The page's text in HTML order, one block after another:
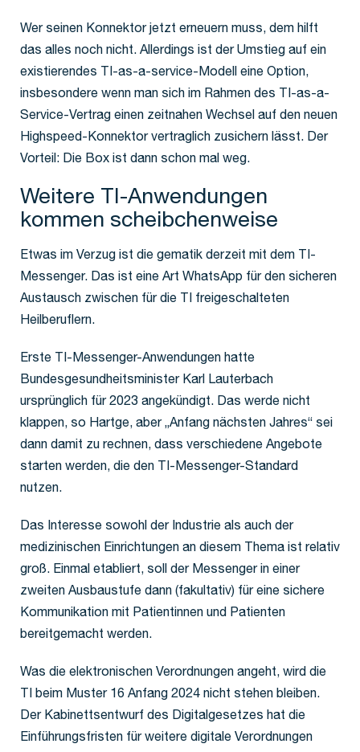
Wer seinen Konnektor jetzt erneuern muss, dem hilft
das alles noch nicht. Allerdings ist der Umstieg auf ein
existierendes TI-as-a-service-Modell eine Option,
insbesondere wenn man sich im Rahmen des TI-as-a-
Service-Vertrag einen zeitnahen Wechsel auf den neuen
Highspeed-Konnektor vertraglich zusichern lässt. Der
Vorteil: Die Box ist dann schon mal weg.
Weitere TI-Anwendungen
kommen scheibchenweise
Etwas im Verzug ist die gematik derzeit mit dem TI-
Messenger. Das ist eine Art WhatsApp für den sicheren
Austausch zwischen für die TI freigeschalteten
Heilberuflern.
Erste TI-Messenger-Anwendungen hatte
Bundesgesundheitsminister Karl Lauterbach
ursprünglich für 2023 angekündigt. Das werde nicht
klappen, so Hartge, aber „Anfang nächsten Jahres“ sei
dann damit zu rechnen, dass verschiedene Angebote
starten werden, die den TI-Messenger-Standard
nutzen.
Das Interesse sowohl der Industrie als auch der
medizinischen Einrichtungen an diesem Thema ist relativ
groß. Einmal etabliert, soll der Messenger in einer
zweiten Ausbaustufe dann (fakultativ) für eine sichere
Kommunikation mit Patientinnen und Patienten
bereitgemacht werden.
Was die elektronischen Verordnungen angeht, wird die
TI beim Muster 16 Anfang 2024 nicht stehen bleiben.
Der Kabinettsentwurf des Digitalgesetzes hat die
Einführungsfristen für weitere digitale Verordnungen